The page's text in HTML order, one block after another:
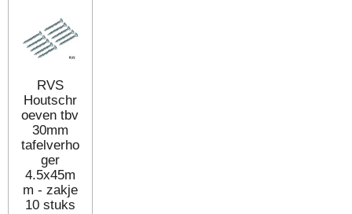
RVS
Houtschr
oeven tbv
30mm
tafelverho
ger
4.5x45m
m - zakje
10 stuks